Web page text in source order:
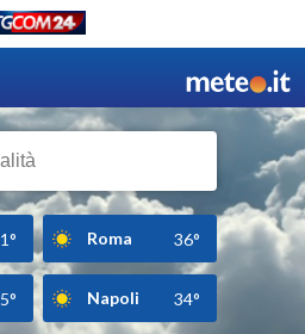
Roma 36°
Napoli 34°